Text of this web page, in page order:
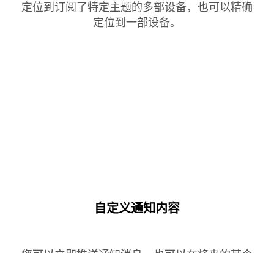
定位到订阅了特定主题的多部设备，也可以精确
定位到一部设备。
自定义通知内容